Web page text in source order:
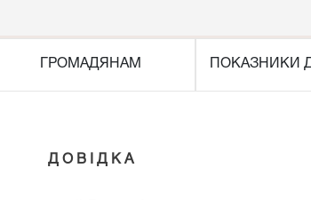
ГРОМАДЯНАМ ПОКАЗНИКИ
Д О В І Д К А